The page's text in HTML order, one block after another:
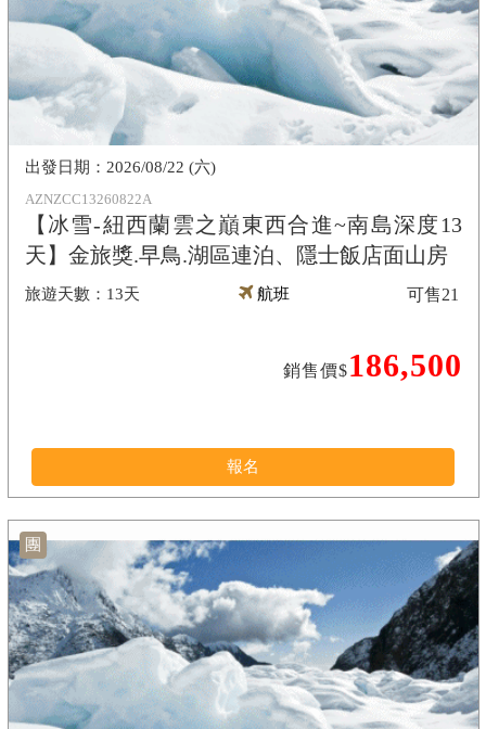
AZNZCC13260822A
【冰雪-紐西蘭雲之巔東西合進~南島深度13
天】金旅獎.早鳥.湖區連泊、隱士飯店面山房
13天
2026/08/22 (六)
航班
銷售價$186,500
可售21
報名
團